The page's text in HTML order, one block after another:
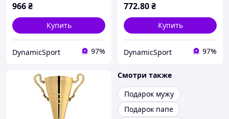
966₴
Купить
DynamicSport 97%
772.80₴
Купить
DynamicSport 97%
Смотри также
Подарок мужу
Подарок папе